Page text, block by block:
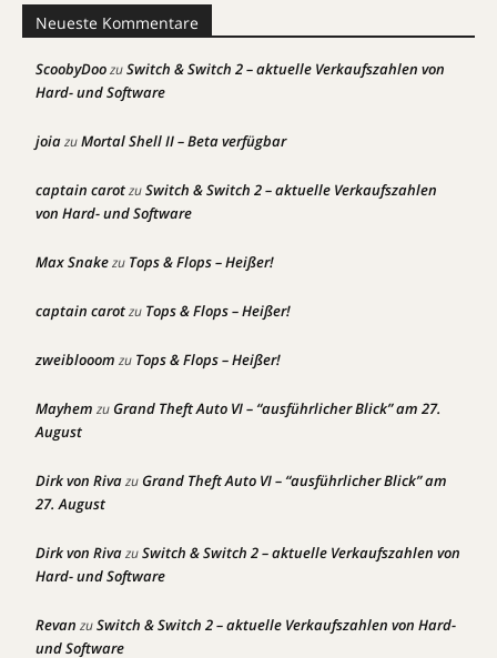
Neueste Kommentare
ScoobyDoozuSwitch & Switch 2 – aktuelle Verkaufszahlen von
Hard- und Software
joiazuMortal Shell II – Beta verfügbar
captain carotzuSwitch & Switch 2 – aktuelle Verkaufszahlen
von Hard- und Software
Max Snakezu Tops & Flops – Heißer!
captain carotzu Tops & Flops – Heißer!
zweiblooom zu Tops & Flops – Heißer!
Mayhem zuGrand Theft Auto VI – “ausführlicher Blick” am 27.
August
Dirk von RivazuGrand Theft Auto VI – “ausführlicher Blick” am
27. August
Dirk von RivazuSwitch & Switch 2 – aktuelle Verkaufszahlen von
Hard- und Software
Revan zuSwitch & Switch 2 – aktuelle Verkaufszahlen von Hard-
und Software